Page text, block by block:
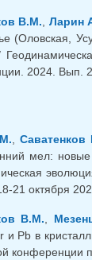
В.М. Ларин
(Оловская,
2024. Вып.
,Саватенков
мел: новые
21 октября
В.М.
и Pb в
конференции